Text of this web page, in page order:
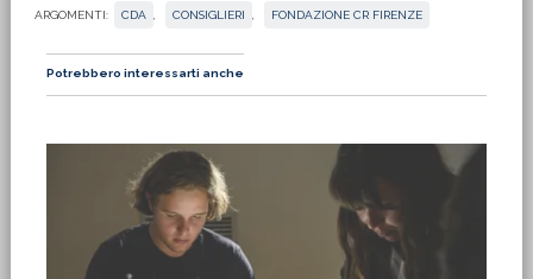
ARGOMENTI: CDA CONSIGLIERI FONDAZIONE CR FIRENZE
Potrebbero interessarti anche